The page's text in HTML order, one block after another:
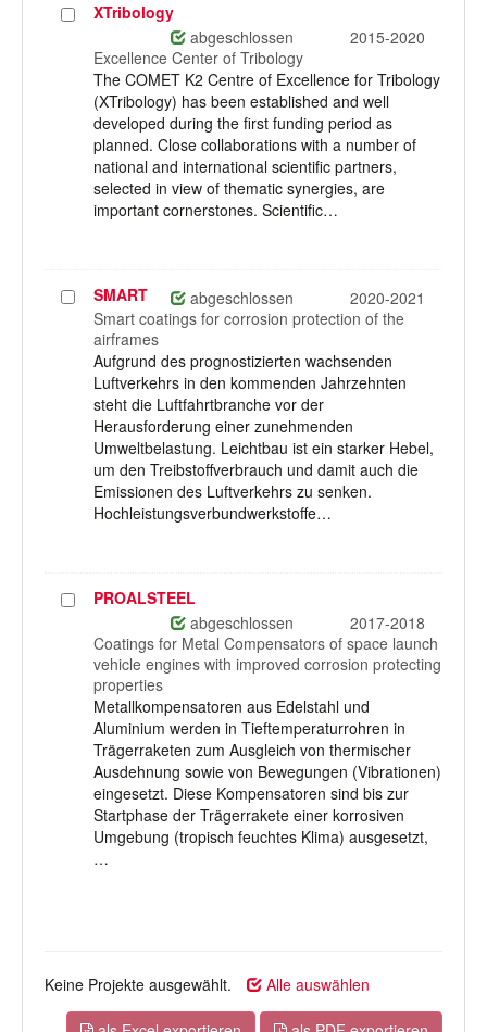
ProjektXTribology
abgeschlossen
2015-2020
Excellence Center of Tribology
The COMET K2 Centre of Excellence for Tribology
(XTribology) has been established and well
developed during the first funding period as
planned. Close collaborations with a number of
national and international scientific partners,
selected in view of thematic synergies, are
important cornerstones. Scientific…
Projekt
auswählen
SMART abgeschlossen
2020-2021
Smart coatings for corrosion protection of the
airframes
Aufgrund des prognostizierten wachsenden
Luftverkehrs in den kommenden Jahrzehnten
steht die Luftfahrtbranche vor der
Herausforderung einer zunehmenden
Umweltbelastung. Leichtbau ist ein starker Hebel,
um den Treibstoffverbrauch und damit auch die
Emissionen des Luftverkehrs zu senken.
Hochleistungsverbundwerkstoffe…
ProjektPROALSTEEL
abgeschlossen
2017-2018
Coatings for Metal Compensators of space launch
vehicle engines with improved corrosion protecting
properties
Metallkompensatoren aus Edelstahl und
Aluminium werden in Tieftemperaturrohren in
Trägerraketen zum Ausgleich von thermischer
Ausdehnung sowie von Bewegungen (Vibrationen)
eingesetzt. Diese Kompensatoren sind bis zur
Startphase der Trägerrakete einer korrosiven
Umgebung (tropisch feuchtes Klima) ausgesetzt,
…
Keine Projekte ausgewählt. Alle auswählen